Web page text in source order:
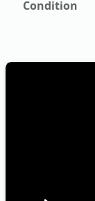
Condition